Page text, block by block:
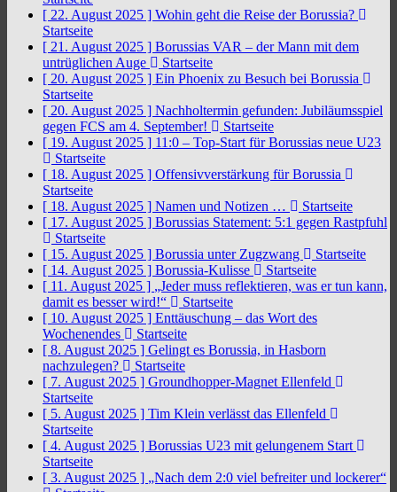
[ 22. August 2025 ] Wohin geht die Reise der Borussia?
Startseite
[ 21. August 2025 ] Borussias VAR – der Mann mit dem
untrüglichen Auge
Startseite
[ 20. August 2025 ] Ein Phoenix zu Besuch bei Borussia
Startseite
[ 20. August 2025 ] Nachholtermin gefunden: Jubiläumsspiel
gegen FCS am 4. September!
Startseite
[ 19. August 2025 ] 11:0 – Top-Start für Borussias neue U23
Startseite
[ 18. August 2025 ] Offensivverstärkung für Borussia
Startseite
[ 18. August 2025 ] Namen und Notizen …
Startseite
[ 17. August 2025 ] Borussias Statement: 5:1 gegen Rastpfuhl
Startseite
[ 15. August 2025 ] Borussia unter Zugzwang
Startseite
[ 14. August 2025 ] Borussia-Kulisse
Startseite
[ 11. August 2025 ] „Jeder muss reflektieren, was er tun kann,
damit es besser wird!“
Startseite
[ 10. August 2025 ] Enttäuschung – das Wort des
Wochenendes
Startseite
[ 8. August 2025 ] Gelingt es Borussia, in Hasborn
nachzulegen?
Startseite
[ 7. August 2025 ] Groundhopper-Magnet Ellenfeld
Startseite
[ 5. August 2025 ] Tim Klein verlässt das Ellenfeld
Startseite
[ 4. August 2025 ] Borussias U23 mit gelungenem Start
Startseite
[ 3. August 2025 ] „Nach dem 2:0 viel befreiter und lockerer“